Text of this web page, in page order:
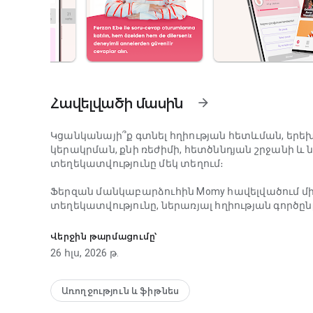
Հավելվածի մասին arrow_forward
Կցանկանայի՞ք գտնել հղիության հետևման,
կերակրման, քնի ռեժիմի, հետծննդյան շրջանի և
տեղեկատվությունը մեկ տեղում։
Ֆերզան մանկաբարձուհին Momy հավելվածում
տեղեկատվությունը, ներառյալ հղիության
Momy-ն աջակցում է յուրաքանչյուր ապագա
մասնագիտական ​​աջակցություն և շաբաթական
ամբողջ գործընթացում ուղեկցելու համար՝
ամենօրյա հետևման գործիքներ և հուզական
Հղիության ամենօրյա հետևում, երեխայի
Վերջին թարմացումը՝
26 հլս, 2026 թ.
Առողջություն և ֆիթնես